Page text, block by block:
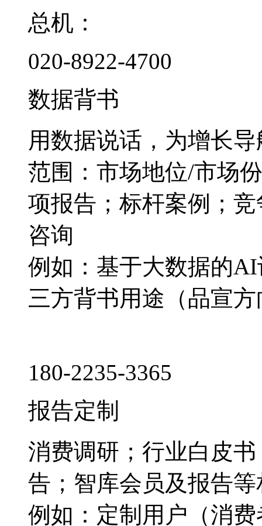
总机：
020-8922-4700
数据背书
用数据说话，为增长导
范围：市场地位/市场
项报告；标杆案例；
咨询
例如：基于大数据的
三方背书用途（品宣
180-2235-3365
报告定制
消费调研；行业白皮
告；智库会员及报告
例如：定制用户（消